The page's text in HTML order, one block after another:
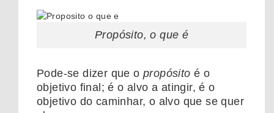
Propósito, o que é
Pode-se dizer que o propósito é o
objetivo final; é o alvo a atingir, é o
objetivo do caminhar, o alvo que se quer